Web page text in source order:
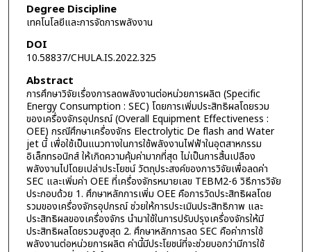
Degree Discipline
เทคโนโลยีและการจัดการพลังงาน
DOI
10.58837/CHULA.IS.2022.325
Abstract
การศึกษาวิจัยเรื่องการลดพลังงานต่อหน่วยการผลิต (Specific
Energy Consumption : SEC) โดยการเพิ่มประสิทธิผลโดยรวม
ของเครื่องจักรอุปกรณ์ (Overall Equipment Effectiveness :
OEE) กรณีศึกษาเครื่องจักร Electrolytic De flash and Water
jet นี้ เพื่อใช้เป็นแนวทางในการใช้พลังงานไฟฟ้าในอุตสาหกรรม
อิเล็กทรอนิกส์ ให้เกิดความคุ้มค่ามากที่สุด ไม่เป็นการสิ้นเปลือง
พลังงานไปโดยเปล่าประโยชน์ วัตถุประสงค์ของการวิจัยเพื่อลดค่า
SEC และเพิ่มค่า OEE ที่เครื่องจักรหมายเลข TEBM2-6 วิธีการวิจัย
ประกอบด้วย 1. ศึกษาหลักการเพิ่ม OEE คือการวัดประสิทธิผลโดย
รวมของเครื่องจักรอุปกรณ์ ช่วยให้การประเมินประสิทธิภาพ และ
ประสิทธิผลของเครื่องจักร นำมาใช้ในการปรับปรุงเครื่องจักรให้มี
ประสิทธิผลโดยรวมสูงสุด 2. ศึกษาหลักการลด SEC คือค่าการใช้
พลังงานต่อหน่วยการผลิต ค่านี้มีประโยชน์ที่จะช่วยบอกว่ามีการใช้